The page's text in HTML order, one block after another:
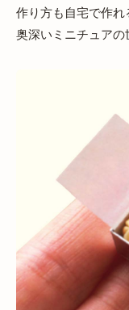
作り方も自宅で作れ
奥深いミニチュアの